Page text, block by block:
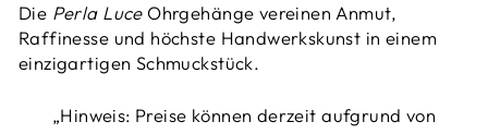
Die Perla LuceOhrgehänge vereinen Anmut,
Raffinesse und höchste Handwerkskunst in einem
einzigartigen Schmuckstück.
„Hinweis: Preise können derzeit aufgrund von